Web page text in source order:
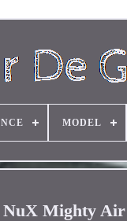
MODEL
NuX Mighty